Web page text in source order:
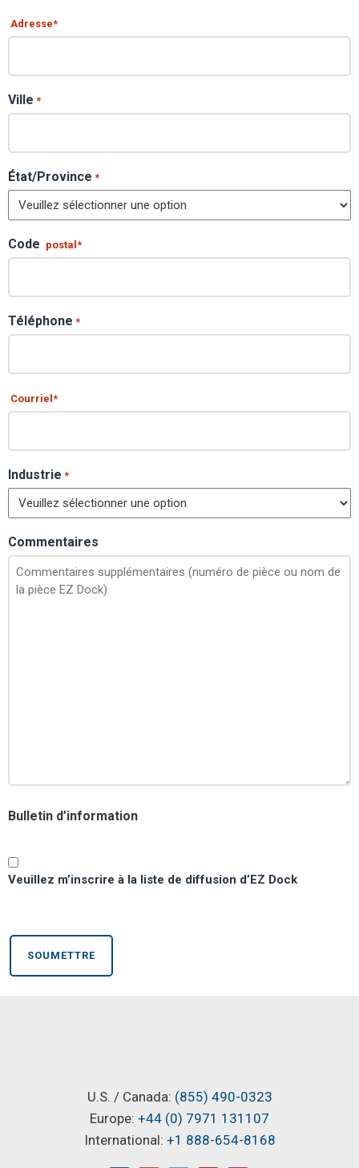
Adresse*
Ville *
État/Province *
Code postal*
Téléphone *
Courriel*
Industrie *
Commentaires
Bulletin d’information
Veuillez m’inscrire à la liste de diffusion d’EZ Dock
CE QUE
U.S. / Canada: (855) 490-0323
Europe: +44 (0) 7971 131107
International: +1 888-654-8168